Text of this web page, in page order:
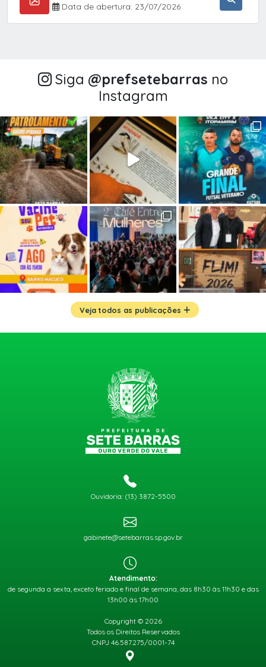
Data de abertura: 23/07/2026
Siga @‌prefsetebarras no
Instagram
Veja todos as publicações
Ouvidoria: (13) 3872-5500
gabinete@setebarras.sp.gov.br
Atendimento:
de segunda a sexta, exceto feriado e final de semana, das 8h30 às 11h30 e das
13h00 às 17h00
Copyright © 2026
Todos os Direitos Reservados
CNPJ 46.587.275/0001-74